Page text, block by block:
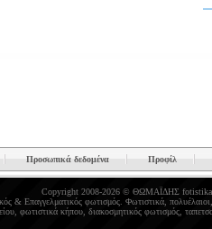
Προσωπικά δεδομένα Προφίλ
Copyright 2008-2026 © ΘΩΜΑΪΔΗΣ
& Επαγγελματικός φωτισμός. Φωτιστικά, πολυέλαιοι
, φωτιστικά κήπου, διακοσμητικός φωτισμός,